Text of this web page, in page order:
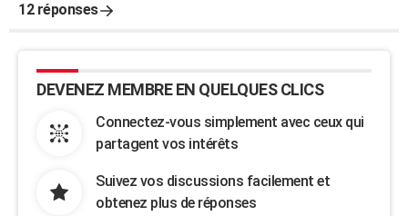
12 réponses
DEVENEZ MEMBRE EN QUELQUES CLICS
Connectez-vous simplement avec ceux qui
partagent vos intérêts
Suivez vos discussions facilement et
obtenez plus de réponses